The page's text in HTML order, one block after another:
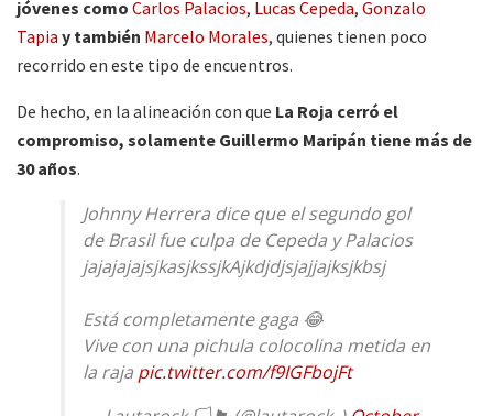
jóvenes como Carlos Palacios, Lucas Cepeda, Gonzalo
Tapia y también Marcelo Morales, quienes tienen poco
recorrido en este tipo de encuentros.
De hecho, en la alineación con que La Roja cerró el
compromiso, solamente Guillermo Maripán tiene más de
30 años.
Johnny Herrera dice que el segundo gol
de Brasil fue culpa de Cepeda y Palacios
jajajajajsjkasjkssjkAjkdjdjsjajjajksjkbsj
Está completamente gaga 😂
Vive con una pichula colocolina metida en
la raja pic.twitter.com/f9IGFbojFt